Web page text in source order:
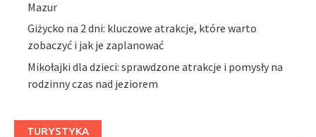
Mazur
Giżycko na 2 dni: kluczowe atrakcje, które warto
zobaczyć i jak je zaplanować
Mikołajki dla dzieci: sprawdzone atrakcje i pomysły na
rodzinny czas nad jeziorem
TURYSTYKA